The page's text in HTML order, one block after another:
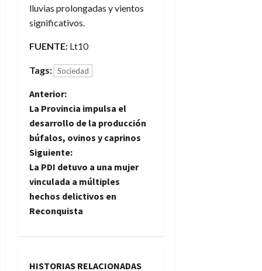
lluvias prolongadas y vientos
significativos.
FUENTE: Lt10
Tags: Sociedad
N
a
v
e
g
a
Anterior:
La Provincia impulsa el
desarrollo de la producción
búfalos, ovinos y caprinos
Siguiente:
La PDI detuvo a una mujer
vinculada a múltiples
hechos delictivos en
Reconquista
HISTORIAS RELACIONADAS